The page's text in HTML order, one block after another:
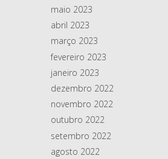
maio 2023
abril 2023
março 2023
fevereiro 2023
janeiro 2023
dezembro 2022
novembro 2022
outubro 2022
setembro 2022
agosto 2022